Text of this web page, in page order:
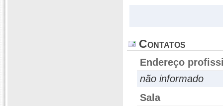
Contatos
Endereço
não informado
Sala